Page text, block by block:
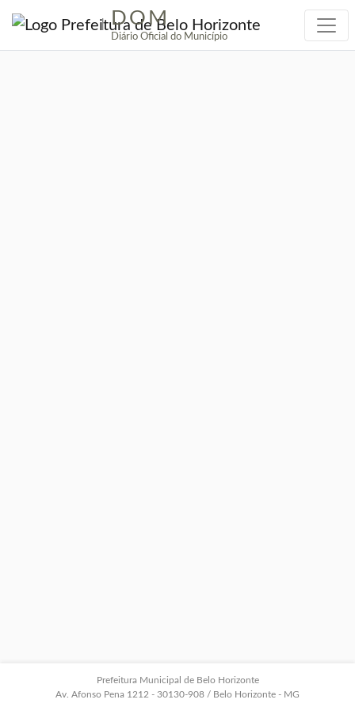
| DOM
Diário Oficial do Município
Prefeitura Municipal de Belo Horizonte
Av. Afonso Pena 1212 - 30130-908 / Belo Horizonte - MG